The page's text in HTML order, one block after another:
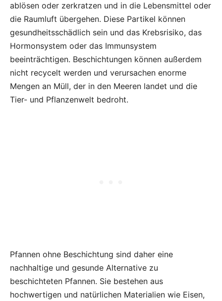
ablösen oder zerkratzen und in die Lebensmittel oder
die Raumluft übergehen. Diese Partikel können
gesundheitsschädlich sein und das Krebsrisiko, das
Hormonsystem oder das Immunsystem
beeinträchtigen. Beschichtungen können außerdem
nicht recycelt werden und verursachen enorme
Mengen an Müll, der in den Meeren landet und die
Tier- und Pflanzenwelt bedroht.
Pfannen ohne Beschichtung sind daher eine
nachhaltige und gesunde Alternative zu
beschichteten Pfannen. Sie bestehen aus
hochwertigen und natürlichen Materialien wie Eisen,